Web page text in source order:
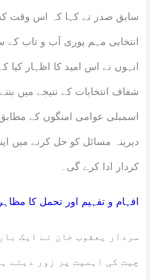
سابق صدر نے کہا کہ اس وقت
انتخابی مہم پوری آب و تاب کے
انہوں نے اس امید کا اظہار کیا
شفاف انتخابات کے نتیجے میں
اسمبلی عوامی امنگوں کے
دیرینہ مسائل کو حل کرنے میں
کردار ادا کرے گی۔
افہام و تفہیم اور تحمل کا
سردار یعقوب خان نے ایک
چیت کی اہمیت پر زور دیتے